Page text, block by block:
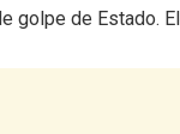
golpe de Estado.